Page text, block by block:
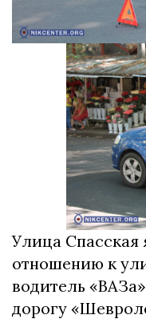
Улица Спасская
отношению к
водитель
дорогу